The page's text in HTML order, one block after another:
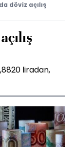
döviz açılış
liradan,